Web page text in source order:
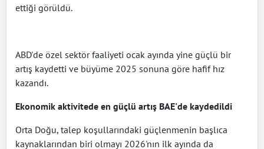
ettiği görüldü.
ABD'de özel sektör faaliyeti ocak ayında yine güçlü bir
artış kaydetti ve büyüme 2025 sonuna göre hafif hız
kazandı.
Ekonomik aktivitede en güçlü artış BAE'de kaydedildi
Orta Doğu, talep koşullarındaki güçlenmenin başlıca
kaynaklarından biri olmayı 2026'nın ilk ayında da